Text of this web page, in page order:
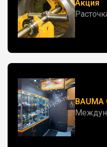
Акция
BAUMA